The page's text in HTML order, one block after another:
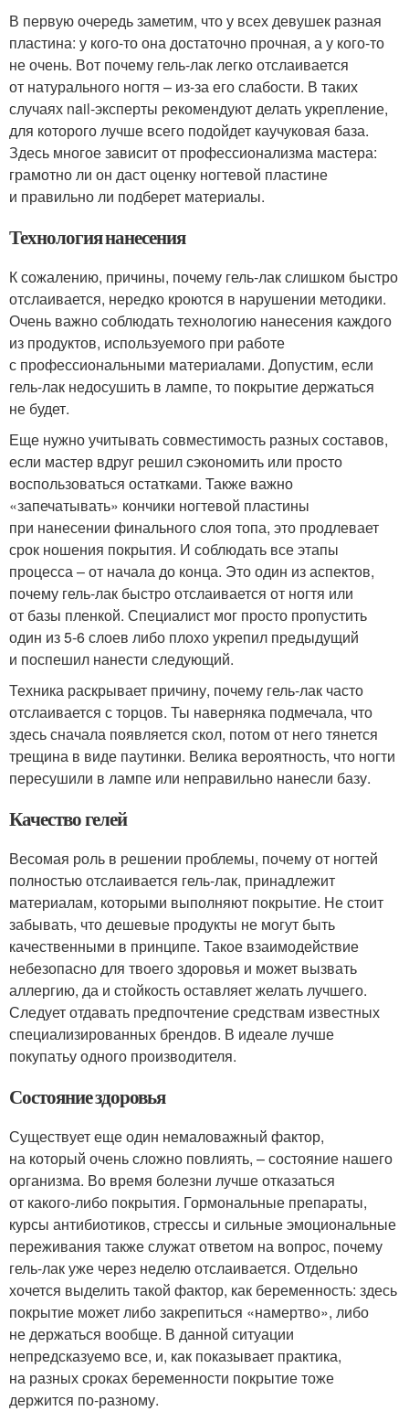
В первую очередь заметим, что у всех девушек разная
пластина: у кого-то она достаточно прочная, а у кого-то
не очень. Вот почему гель-лак легко отслаивается
от натурального ногтя – из-за его слабости. В таких
случаях nail-эксперты рекомендуют делать укрепление,
для которого лучше всего подойдет каучуковая база.
Здесь многое зависит от профессионализма мастера:
грамотно ли он даст оценку ногтевой пластине
и правильно ли подберет материалы.
Технология нанесения
К сожалению, причины, почему гель-лак слишком быстро
отслаивается, нередко кроются в нарушении методики.
Очень важно соблюдать технологию нанесения каждого
из продуктов, используемого при работе
с профессиональными материалами. Допустим, если
гель-лак недосушить в лампе, то покрытие держаться
не будет.
Еще нужно учитывать совместимость разных составов,
если мастер вдруг решил сэкономить или просто
воспользоваться остатками. Также важно
«запечатывать» кончики ногтевой пластины
при нанесении финального слоя топа, это продлевает
срок ношения покрытия. И соблюдать все этапы
процесса – от начала до конца. Это один из аспектов,
почему гель-лак быстро отслаивается от ногтя или
от базы пленкой. Специалист мог просто пропустить
один из 5-6 слоев либо плохо укрепил предыдущий
и поспешил нанести следующий.
Техника раскрывает причину, почему гель-лак часто
отслаивается с торцов. Ты наверняка подмечала, что
здесь сначала появляется скол, потом от него тянется
трещина в виде паутинки. Велика вероятность, что ногти
пересушили в лампе или неправильно нанесли базу.
Качество гелей
Весомая роль в решении проблемы, почему от ногтей
полностью отслаивается гель-лак, принадлежит
материалам, которыми выполняют покрытие. Не стоит
забывать, что дешевые продукты не могут быть
качественными в принципе. Такое взаимодействие
небезопасно для твоего здоровья и может вызвать
аллергию, да и стойкость оставляет желать лучшего.
Следует отдавать предпочтение средствам известных
специализированных брендов. В идеале лучше
покупатьу одного производителя.
Состояние здоровья
Существует еще один немаловажный фактор,
на который очень сложно повлиять, – состояние нашего
организма. Во время болезни лучше отказаться
от какого-либо покрытия. Гормональные препараты,
курсы антибиотиков, стрессы и сильные эмоциональные
переживания также служат ответом на вопрос, почему
гель-лак уже через неделю отслаивается. Отдельно
хочется выделить такой фактор, как беременность: здесь
покрытие может либо закрепиться «намертво», либо
не держаться вообще. В данной ситуации
непредсказуемо все, и, как показывает практика,
на разных сроках беременности покрытие тоже
держится по-разному.